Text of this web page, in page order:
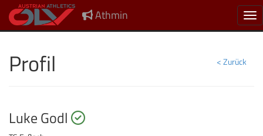
Athmin
< Zurück
Profil
Luke Godl startberechtigt